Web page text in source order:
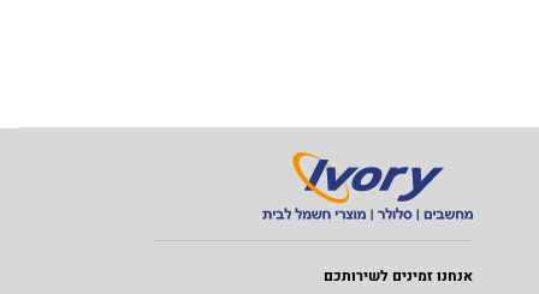
אנחנו זמינים לשירותכם